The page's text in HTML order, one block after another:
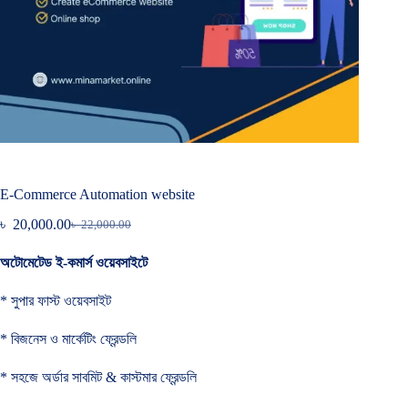
E-Commerce Automation website
৳22,000.00
Original
was:
৳ 20,000.00Current
is:
অটোমেটেড ই-কমার্স ওয়েবসাইটে
* সুপার ফাস্ট ওয়েবসাইট
* বিজনেস ও মার্কেটিং ফ্রেন্ডলি
* সহজে অর্ডার সাবমিট & কাস্টমার ফ্রেন্ডলি